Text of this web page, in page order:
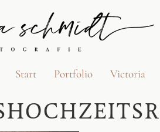
Start Portfolio Victoria